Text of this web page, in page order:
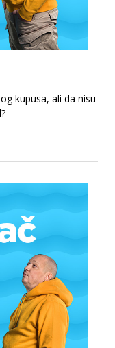
kupusa, ali da nisu